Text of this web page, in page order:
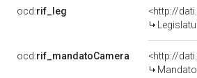
ocd:rif_leg
<http://
ocd:rif_mandatoCamera
<http://
Mandato